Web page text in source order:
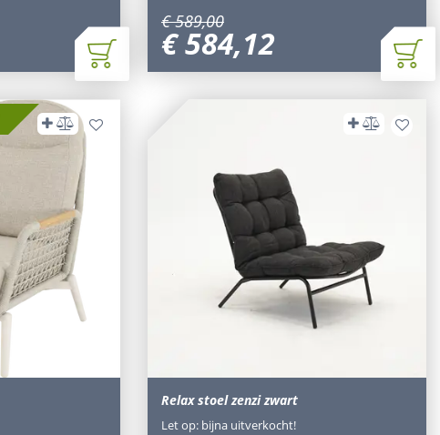
€ 589,00
€584,12
Relax stoel zenzi zwart
Let op: bijna uitverkocht!